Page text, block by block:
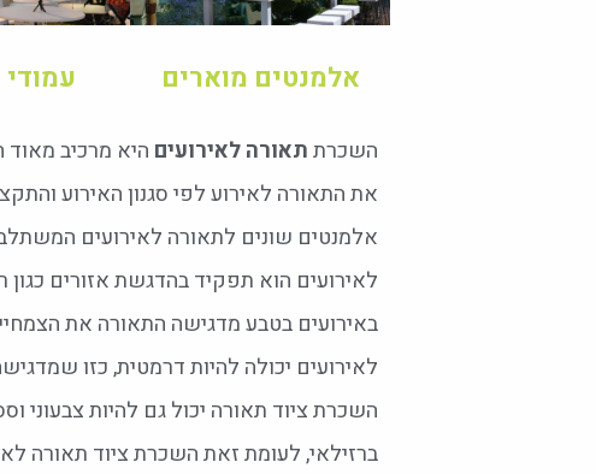
אלמנטים מוארים
השכרתתאורה לאירועים היא מרכיב מאוד
את התאורה לאירוע לפי סגנון האירוע
אלמנטים שונים לתאורה לאירועים
לאירועים הוא תפקיד בהדגשת אזורים כגון
באירועים בטבע מדגישה התאורה את
לאירועים יכולה להיות דרמטית, כזו
השכרת ציוד תאורה יכול גם להיות צבעוני
ברזילאי, לעומת זאת השכרת ציוד תאורה